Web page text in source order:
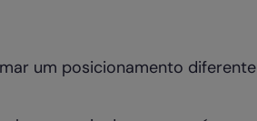
um posicionamento diferente